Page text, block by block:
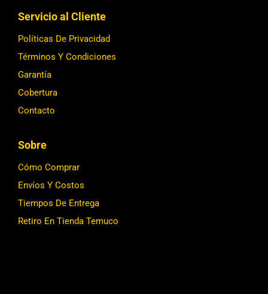
Servicio al Cliente
Políticas De Privacidad
Términos Y Condiciones
Garantía
Cobertura
Contacto
Sobre
Cómo Comprar
Envíos Y Costos
Tiempos De Entrega
Retiro En Tienda Temuco